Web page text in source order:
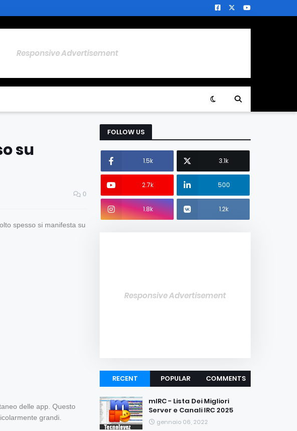
Responsive Advertisement
su
0
spesso si manifesta su
delle app. Questo
grandi.
FOLLOW US
1.5k 3.1k
2.7k 500
1.8k 1.2k
Responsive Advertisement
RECENT POPULAR COMMENTS
mIRC - Lista Dei Migliori
Server e Canali IRC 2025
gennaio 06, 2022